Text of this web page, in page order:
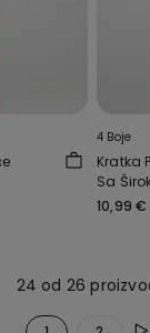
4 Boje
Kratka
Sa
10,99 €
24 od 26